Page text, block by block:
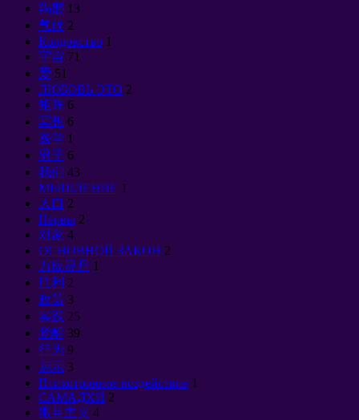
羯磨 13
气候 2
Колдовство 1
宇宙 71
爱 51
ЛЮБОВЬ ЭТО 2
矩阵 6
冥想 6
医学 1
男子 6
我们 43
МЫШЛЕНИЕ 1
人口 2
Нервы 2
对象 4
ОСНОВНОЙ ЗАКОН 2
万应灵丹 1
胜利 2
政策 3
实践 25
觉醒 39
行为 9
启示 3
Психотронное воздействие 1
САМАДХИ 2
撒旦主义 4